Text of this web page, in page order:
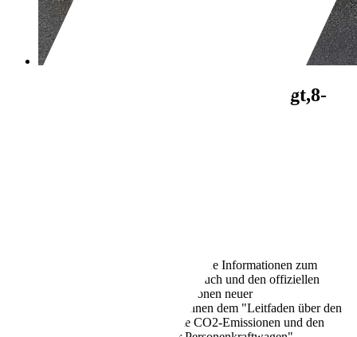
Cool,PDC,Gepflegt,8-
Weitere Informationen zum
offiziellen Kraftstoffverbrauch und den offiziellen
spezifischen CO2-Emissionen neuer
Personenkraftwagen können dem "Leitfaden über den
Kraftstoffverbrauch, die CO2-Emissionen und den